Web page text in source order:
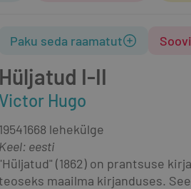
Hüljatud I-II
Victor Hugo
Paku seda raamatut
19541668 lehekülge
Keel: eesti
(1862) on prantsuse
maailma kirjanduses.